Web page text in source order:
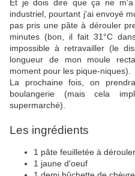
Et je dois dire que ça ne m'a
industriel, pourtant j'ai envoyé
pas pris une pâte à dérouler
minutes (bon, il fait 31°C
impossible à retravailler (le
longueur de mon moule
moment pour les pique-niques).
La prochaine fois, on
boulangerie (mais cela
supermarché).
Les ingrédients
1 pâte feuilletée à dérouler
1 jaune d'oeuf